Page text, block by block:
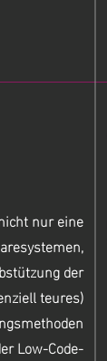
nur eine
der
teures)
Low-Code-